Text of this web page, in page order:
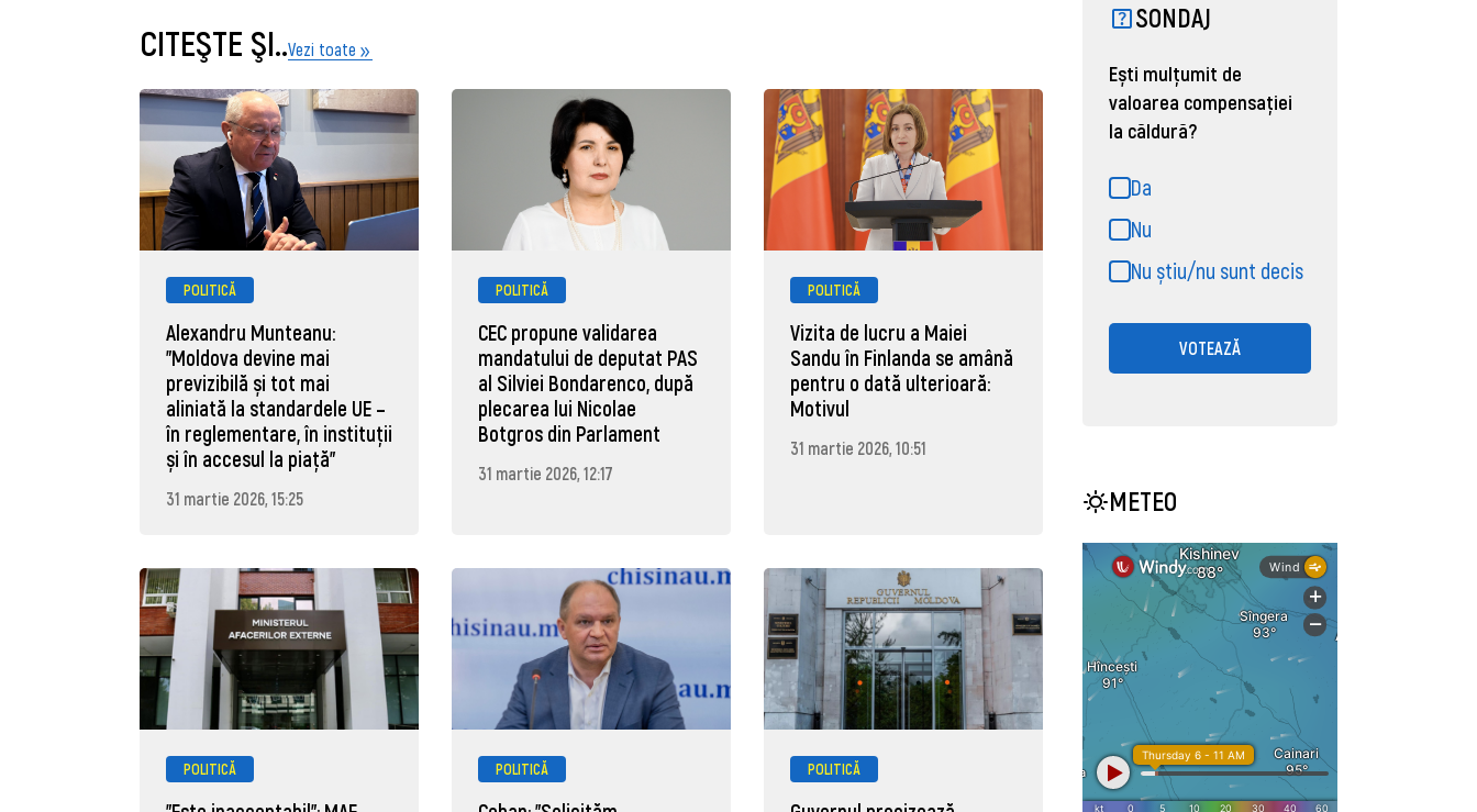
CITEŞTE ŞI..Vezi toate
POLITICĂ
Alexandru Munteanu:
"Moldova devine mai
previzibilă și tot mai
aliniată la standardele UE –
în reglementare, în instituții
și în accesul la piață"
31 martie 2026, 15:25
POLITICĂ
CEC propune validarea
mandatului de deputat PAS
al Silviei Bondarenco, după
plecarea lui Nicolae
Botgros din Parlament
31 martie 2026, 12:17
POLITICĂ
Vizita de lucru a Maiei
Sandu în Finlanda se amână
pentru o dată ulterioară:
Motivul
31 martie 2026, 10:51
POLITICĂ POLITICĂ POLITICĂ
SONDAJ
Ești mulțumit de
valoarea compensației
la căldură?
Da
Nu
Nu știu/nu sunt decis
VOTEAZĂ
METEO